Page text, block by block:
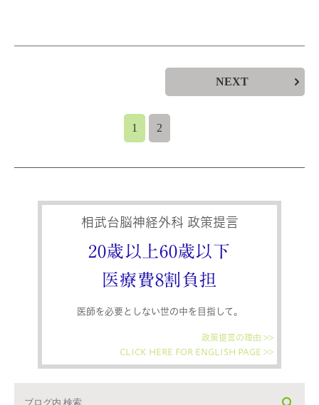
1 2
NEXT
相武台脳神経外科 政策提言
20歳以上60歳以下
医療費8割負担
医師を必要としない世の中を目指して。
政策提言の理由 >>
CLICK HERE FOR ENGLISH PAGE >>